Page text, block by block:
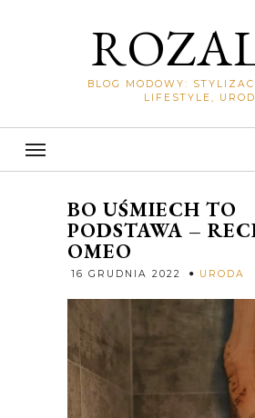
BLOG MODOWY:
LIFESTYLE,
BO UŚMIECH TO
PODSTAWA –
OMEO
16 GRUDNIA 2022 URODA